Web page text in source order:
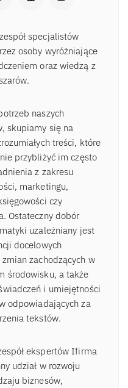
specjalistów
osoby wyróżniające
oraz wiedzą z
naszych
skupiamy się na
treści, które
przybliżyć im często
z zakresu
marketingu,
czy
Ostateczny dobór
uzależniany jest
docelowych
zachodzących w
środowisku, a także
i umiejętności
odpowiadających za
tekstów.
ekspertów Ifirma
udział w rozwoju
biznesów,